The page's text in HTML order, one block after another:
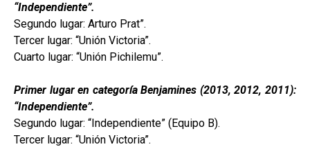
“Independiente”.
Segundo lugar: Arturo Prat”.
Tercer lugar: “Unión Victoria”.
Cuarto lugar: “Unión Pichilemu”.
Primer lugar en categoría Benjamines (2013, 2012, 2011):
“Independiente”.
Segundo lugar: “Independiente” (Equipo B).
Tercer lugar: “Unión Victoria”.